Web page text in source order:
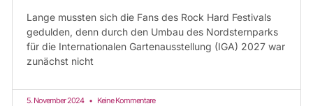
Lange mussten sich die Fans des Rock Hard Festivals
gedulden, denn durch den Umbau des Nordsternparks
für die Internationalen Gartenausstellung (IGA) 2027 war
zunächst nicht
5. November 2024 Keine Kommentare